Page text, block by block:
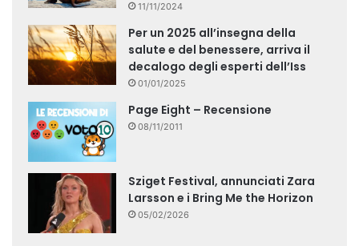
11/11/2024
Per un 2025 all’insegna della
salute e del benessere, arriva il
decalogo degli esperti dell’Iss
01/01/2025
Page Eight – Recensione
08/11/2011
Sziget Festival, annunciati Zara
Larsson e i Bring Me the Horizon
05/02/2026